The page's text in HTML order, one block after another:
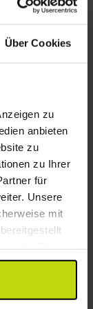
Über Cookies
zu
anbieten
zu
zu Ihrer
für
Unsere
mit
haben Sie
zur